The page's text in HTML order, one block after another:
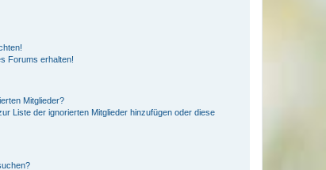
Forums erhalten!
Mitglieder?
Liste der ignorierten Mitglieder hinzufügen oder diese